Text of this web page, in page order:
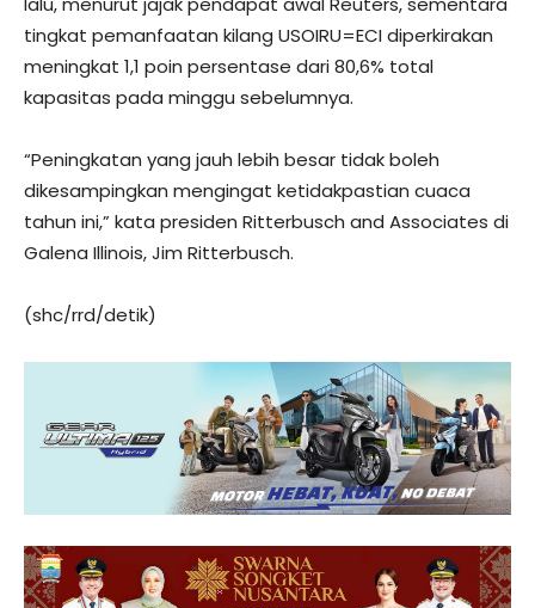
tingkat pemanfaatan kilang USOIRU=ECI diperkirakan
meningkat 1,1 poin persentase dari 80,6% total
kapasitas pada minggu sebelumnya.
“Peningkatan yang jauh lebih besar tidak boleh
dikesampingkan mengingat ketidakpastian cuaca
tahun ini,” kata presiden Ritterbusch and Associates di
Galena Illinois, Jim Ritterbusch.
(shc/rrd/detik)